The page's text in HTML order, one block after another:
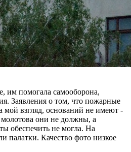
им помогала самооборона,
Заявления о том, что пожарные
мой взгляд, оснований не имеют -
они не должны, а
обеспечить не могла. На
палатки. Качество фото низкое